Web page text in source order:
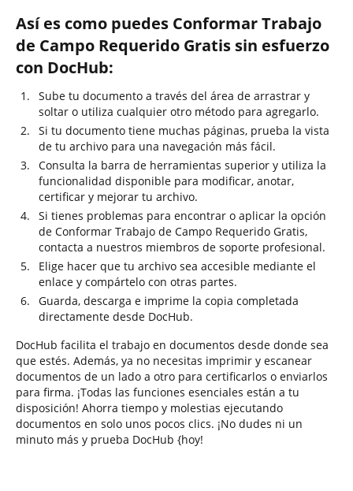
Así es como puedes Conformar Trabajo
de Campo Requerido Gratis sin esfuerzo
con DocHub:
Sube tu documento a través del área de arrastrar y
soltar o utiliza cualquier otro método para agregarlo.
Si tu documento tiene muchas páginas, prueba la vista
de tu archivo para una navegación más fácil.
Consulta la barra de herramientas superior y utiliza la
funcionalidad disponible para modificar, anotar,
certificar y mejorar tu archivo.
Si tienes problemas para encontrar o aplicar la opción
de Conformar Trabajo de Campo Requerido Gratis,
contacta a nuestros miembros de soporte profesional.
Elige hacer que tu archivo sea accesible mediante el
enlace y compártelo con otras partes.
Guarda, descarga e imprime la copia completada
directamente desde DocHub.
DocHub facilita el trabajo en documentos desde donde sea
que estés. Además, ya no necesitas imprimir y escanear
documentos de un lado a otro para certificarlos o enviarlos
para firma. ¡Todas las funciones esenciales están a tu
disposición! Ahorra tiempo y molestias ejecutando
documentos en solo unos pocos clics. ¡No dudes ni un
minuto más y prueba DocHub {hoy!